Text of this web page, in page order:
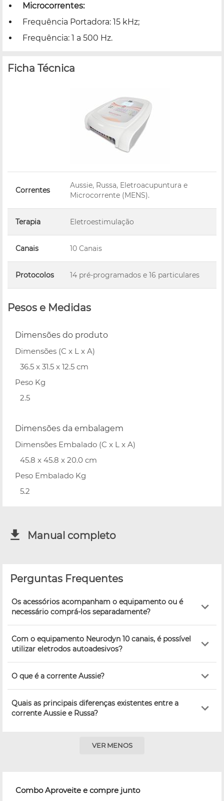
Microcorrentes:
Frequência Portadora: 15 kHz;
Frequência: 1 a 500 Hz.
Ficha Técnica
Correntes
Aussie, Russa, Eletroacupuntura e
Microcorrente (MENS).
Terapia Eletroestimulação
Canais 10 Canais
Protocolos 14 pré-programados e 16 particulares
Pesos e Medidas
Dimensões do produto
Dimensões (C x L x A)
36.5 x 31.5 x 12.5 cm
Peso Kg
2.5
Dimensões da embalagem
Dimensões Embalado (C x L x A)
45.8 x 45.8 x 20.0 cm
Peso Embalado Kg
5.2
Manual completo
Perguntas Frequentes
Os acessórios acompanham o equipamento ou é
necessário comprá-los separadamente?
Com o equipamento Neurodyn 10 canais, é possível
utilizar eletrodos autoadesivos?
O que é a corrente Aussie?
Quais as principais diferenças existentes entre a
corrente Aussie e Russa?
VER MENOS
Combo Aproveite e compre junto